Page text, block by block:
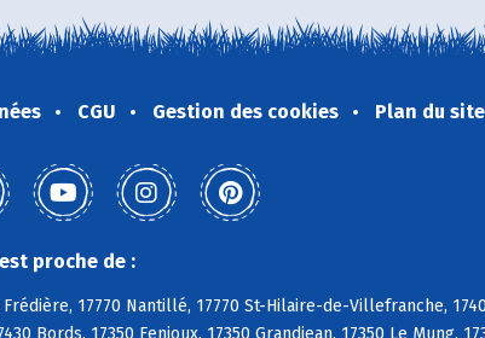
CGU Gestion des cookies Plan du site
proche de :
Frédière, 17770 Nantillé, 17770 St-Hilaire-de-Villefranche,
Bords, 17350 Fenioux, 17350 Grandjean, 17350 Le Mung,